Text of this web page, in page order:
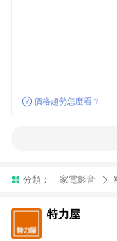
價格趨勢怎麼看？
分類： 家電影音
特力屋